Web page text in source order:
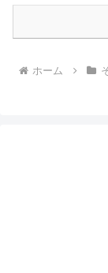
ホーム